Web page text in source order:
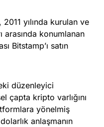
yılında kurulan ve
arasında konumlanan
Bitstamp’ı satın
düzenleyici
çapta kripto varlığını
yönelmiş
anlaşmanın